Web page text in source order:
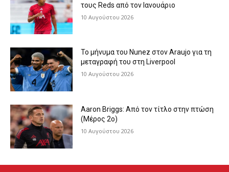
τους Reds από τον Ιανουάριο
10 Αυγούστου 2026
Το μήνυμα του Nunez στον Araujo για τη
μεταγραφή του στη Liverpool
10 Αυγούστου 2026
Aaron Briggs: Από τον τίτλο στην πτώση
(Μέρος 2ο)
10 Αυγούστου 2026